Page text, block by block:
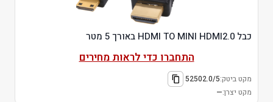
כבל HDMI TO MINI HDMI2.0 באורך 5 מטר
התחברו כדי לראות מחירים
מקט ביטק:52502.0/5
מקט יצרן:—